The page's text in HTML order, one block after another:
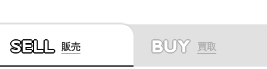
SELL 販売 BUY 買取